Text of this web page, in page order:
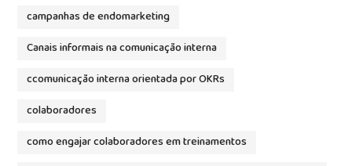
campanhas de endomarketing
Canais informais na comunicação interna
ccomunicação interna orientada por OKRs
colaboradores
como engajar colaboradores em treinamentos